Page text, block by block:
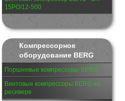
15PО/12-500
Компрессорное
оборудование BERG
Поршневые компрессоры BERG
Винтовые компрессоры BERG на
ресивере